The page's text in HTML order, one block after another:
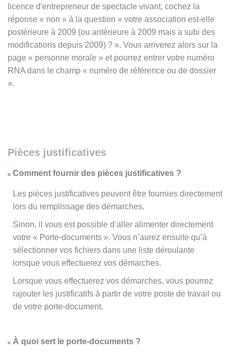
licence d'entrepreneur de spectacle vivant, cochez la
réponse « non » à la question « votre association est-elle
postérieure à 2009 (ou antérieure à 2009 mais a subi des
modifications depuis 2009) ? ». Vous arriverez alors sur la
page « personne morale » et pourrez entrer votre numéro
RNA dans le champ « numéro de référence ou de dossier
».
Pièces justificatives
Comment fournir des pièces justificatives ?
Les pièces justificatives peuvent être fournies directement
lors du remplissage des démarches.
Sinon, il vous est possible d’aller alimenter directement
votre « Porte-documents ». Vous n’aurez ensuite qu’à
sélectionner vos fichiers dans une liste déroulante
lorsque vous effectuerez vos démarches.
Lorsque vous effectuerez vos démarches, vous pourrez
rajouter les justificatifs à partir de votre poste de travail ou
de votre porte-document.
À quoi sert le porte-documents ?